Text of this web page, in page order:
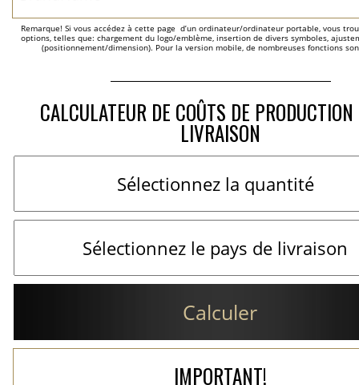
Remarque! Si vous accédez à cette page  d’un ordinateur/ordinateur portable, vous
options, telles que: chargement du logo/emblème, insertion de divers symboles,
(positionnement/dimension). Pour la version mobile, de nombreuses fonctions
CALCULATEUR DE COÛTS DE
LIVRAISON
Calculer
IMPORTANT!